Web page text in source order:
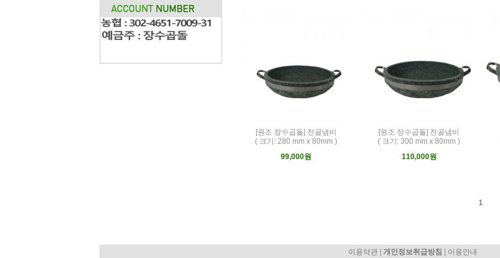
[원조 장수곱돌] 전골냄비
( 크기: 280 mm x 80mm )
99,000원
[원조 장수곱돌] 전골냄비
( 크기: 300 mm x 80mm )
110,000원
1
이용약관 개인정보취급방침 이용안내